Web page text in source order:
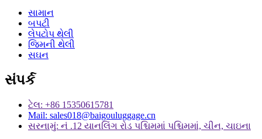
સામાન
બપટી
લેપટોપ થેલી
જિમની થેલી
સઘન
સંપર્ક
ટેલ: +86 15350615781
Mail: sales018@baigouluggage.cn
સરનામું: નં .12 યાનલિંગ રોડ પશ્ચિમમાં પશ્ચિમમાં, ચીન, ચાઇના